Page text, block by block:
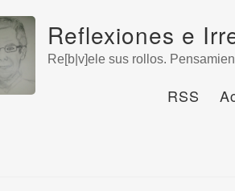
Reflexiones e
Re[b|v]ele sus rollos.
RSS